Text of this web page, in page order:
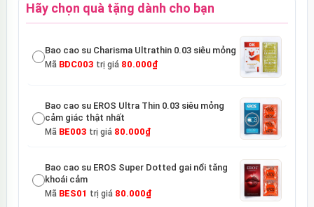
Hãy chọn quà tặng dành cho bạn
Bao cao su Charisma Ultrathin 0.03 siêu mỏng
Mã BDC003 trị giá 80.000₫
Bao cao su EROS Ultra Thin 0.03 siêu mỏng
cảm giác thật nhất
Mã BE003 trị giá 80.000₫
Bao cao su EROS Super Dotted gai nổi tăng
khoái cảm
Mã BES01 trị giá 80.000₫